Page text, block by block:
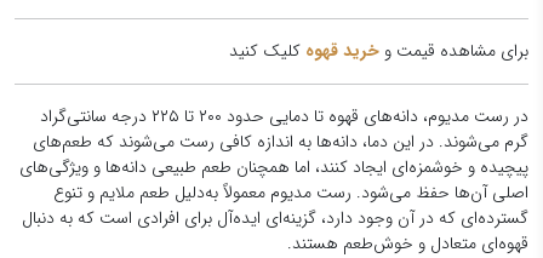
برای مشاهده قیمت و خرید قهوه کلیک کنید
در رست مدیوم، دانه‌های قهوه تا دمایی حدود ۲۰۰ تا ۲۲۵ درجه سانتی‌گراد
گرم می‌شوند. در این دما، دانه‌ها به اندازه کافی رست می‌شوند که طعم‌های
پیچیده و خوشمزه‌ای ایجاد کنند، اما همچنان طعم طبیعی دانه‌ها و ویژگی‌های
اصلی آن‌ها حفظ می‌شود. رست مدیوم معمولاً به‌دلیل طعم ملایم و تنوع
گسترده‌ای که در آن وجود دارد، گزینه‌ای ایده‌آل برای افرادی است که به دنبال
قهوه‌ای متعادل و خوش‌طعم هستند.